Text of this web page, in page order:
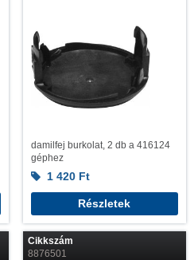
damilfej burkolat, 2 db a 416124
géphez
1 420 Ft
Részletek
Cikkszám
8876501